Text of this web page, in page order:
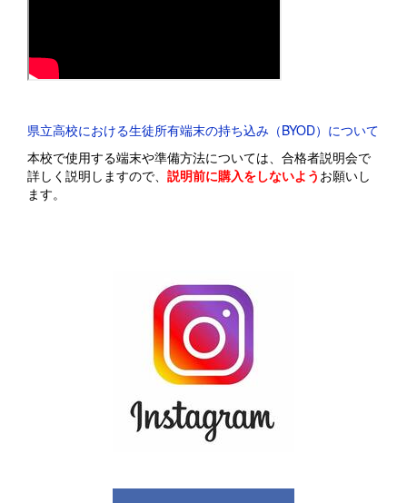
県立高校における生徒所有端末の持ち込み（BYOD）について
本校で使用する端末や準備方法については、合格者説明会で
詳しく説明しますので、 説明前に購入をしないよう お願いし
ます。